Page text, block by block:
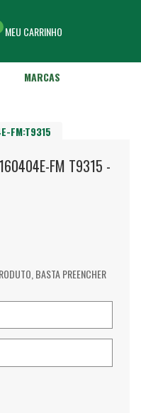
MEU CARRINHO
MARCAS
FM:T9315
FM T9315 -
BASTA PREENCHER